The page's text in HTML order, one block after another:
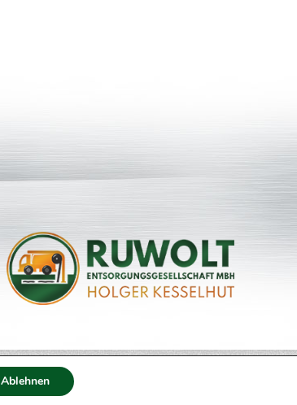
Webdesign by
Ablehnen